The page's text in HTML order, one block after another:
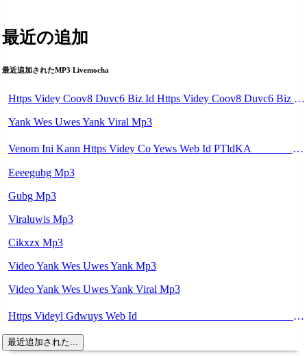
最近の追加
最近追加されたMP3 Livemocha
Https Videy Coov8 Duvc6 Biz Id Https Videy Coov8 Duvc6 Biz Id Mp3
Yank Wes Uwes Yank Viral Mp3
Venom Ini Kann Https Videy Co Yews Web Id PTldKA ᅠ ᅠ ᅠ ᅠ ᅠ ᅠ ᅠ ᅠ ᅠ ᅠ ᅠ ᅠ ᅠ ᅠ ᅠ ᅠ ᅠ ᅠ ᅠ ᅠ ᅠ ᅠ ᅠ ᅠ ᅠ ᅠ ᅠ ᅠ ᅠ ᅠ ᅠ ᅠ ᅠ ᅠ ᅠ ᅠ ᅠ ᅠ ᅠ ᅠ ᅠ ᅠ ᅠ ᅠ ᅠ ᅠ ᅠ ᅠ ᅠ ᅠ ᅠ ᅠ ᅠ ᅠ ᅠ ᅠ Mp3
Eeeegubg Mp3
Gubg Mp3
Viraluwis Mp3
Cikxzx Mp3
Video Yank Wes Uwes Yank Mp3
Video Yank Wes Uwes Yank Viral Mp3
Https Videyl Gdwuys Web Id ᅠ ᅠ ᅠ ᅠ ᅠ ᅠ ᅠ ᅠ ᅠ ᅠ ᅠ ᅠ ᅠ ᅠ ᅠ ᅠ ᅠ ᅠ ᅠ ᅠ ᅠ ᅠ ᅠ ᅠ ᅠ ᅠ ᅠ ᅠ ᅠ ᅠ ᅠ ᅠ ᅠ ᅠ ᅠ ᅠ Mp3
最近追加された...